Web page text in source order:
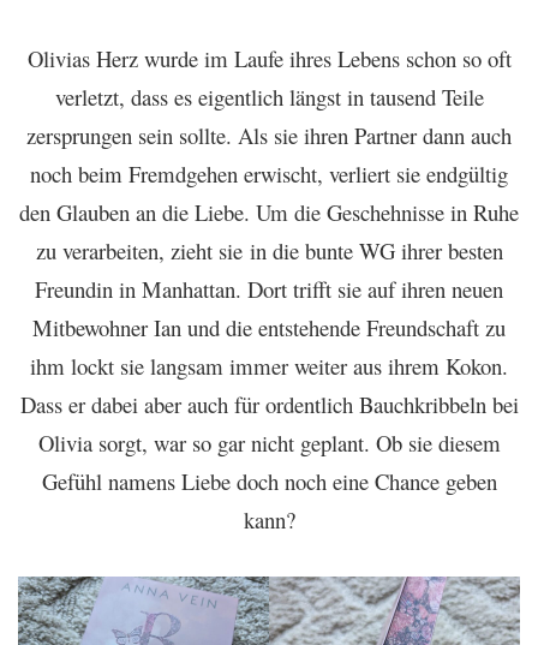
Olivias Herz wurde im Laufe ihres Lebens schon so oft
verletzt, dass es eigentlich längst in tausend Teile
zersprungen sein sollte. Als sie ihren Partner dann auch
noch beim Fremdgehen erwischt, verliert sie endgültig
den Glauben an die Liebe. Um die Geschehnisse in Ruhe
zu verarbeiten, zieht sie in die bunte WG ihrer besten
Freundin in Manhattan. Dort trifft sie auf ihren neuen
Mitbewohner Ian und die entstehende Freundschaft zu
ihm lockt sie langsam immer weiter aus ihrem Kokon.
Dass er dabei aber auch für ordentlich Bauchkribbeln bei
Olivia sorgt, war so gar nicht geplant. Ob sie diesem
Gefühl namens Liebe doch noch eine Chance geben
kann?